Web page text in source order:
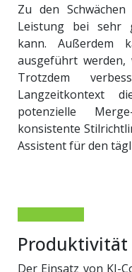
Zu den
Leistung bei sehr
kann. Außerdem
ausgeführt werden,
Trotzdem
Langzeitkontext
potenzielle
konsistente
Assistent für den
Produktivität
Der Einsatz von KI-